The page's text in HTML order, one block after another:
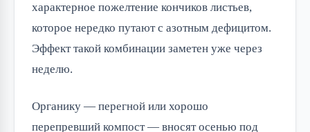
характерное пожелтение кончиков листьев,
которое нередко путают с азотным дефицитом.
Эффект такой комбинации заметен уже через
неделю.
Органику — перегной или хорошо
перепревший компост — вносят осенью под